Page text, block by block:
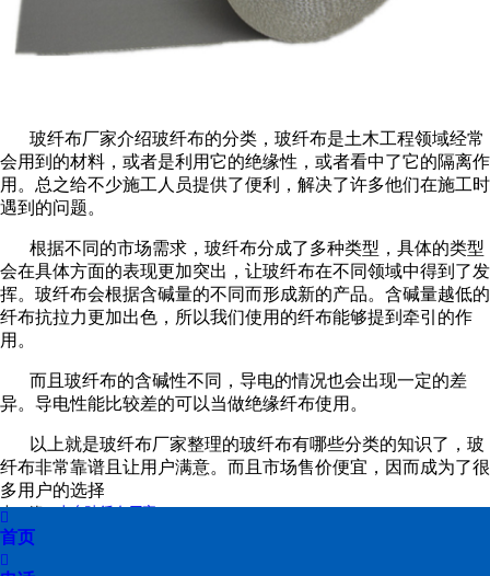
资质认证
喷烧试验
联系我们
玻纤布厂家介绍玻纤布的分类，玻纤布是土木工程领域经常
会用到的材料，或者是利用它的绝缘性，或者看中了它的隔离作
用。总之给不少施工人员提供了便利，解决了许多他们在施工时
遇到的问题。
根据不同的市场需求，玻纤布分成了多种类型，具体的类型
会在具体方面的表现更加突出，让玻纤布在不同领域中得到了发
挥。玻纤布会根据含碱量的不同而形成新的产品。含碱量越低的
纤布抗拉力更加出色，所以我们使用的纤布能够提到牵引的作
用。
而且玻纤布的含碱性不同，导电的情况也会出现一定的差
异。导电性能比较差的可以当做绝缘纤布使用。
以上就是玻纤布厂家整理的玻纤布有哪些分类的知识了，玻
纤布非常靠谱且让用户满意。而且市场售价便宜，因而成为了很
多用户的选择
上一篇：山东玻纤布厂家
下一篇：已经是 一条了

首页
